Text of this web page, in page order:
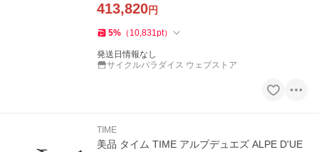
413,820円
5% （ 10,831pt）
発送日情報なし
サイクルパラダイス ウェブストア
TIME
美品 タイム TIME アルプデュエズ ALPE D'UE